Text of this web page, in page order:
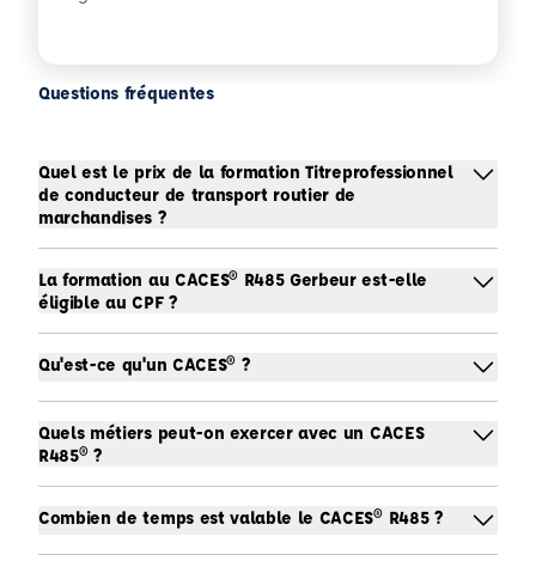
Questions fréquentes
Quel est le prix de la formation Titreprofessionnel
de conducteur de transport routier de
marchandises ?
La formation au CACES® R485 Gerbeur est-elle
éligible au CPF ?
Qu'est-ce qu'un CACES® ?
Quels métiers peut-on exercer avec un CACES
R485® ?
Combien de temps est valable le CACES® R485 ?